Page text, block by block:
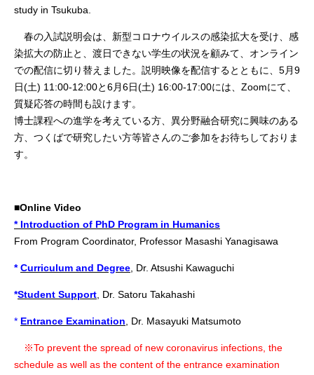
study in Tsukuba.
春の入試説明会は、新型コロナウイルスの感染拡大を受け、感
染拡大の防止と、渡日できない学生の状況を顧みて、オンライン
での配信に切り替えました。説明映像を配信するとともに、5月9
日(土) 11:00-12:00と6月6日(土) 16:00-17:00には、Zoomにて、
質疑応答の時間も設けます。
博士課程への進学を考えている方、異分野融合研究に興味のある
方、つくばで研究したい方等皆さんのご参加をお待ちしておりま
す。
■Online Video
* Introduction of PhD Program in Humanics
From Program Coordinator, Professor Masashi Yanagisawa
*Curriculum and Degree, Dr. Atsushi Kawaguchi
*Student Support, Dr. Satoru Takahashi
* Entrance Examination, Dr. Masayuki Matsumoto
※To prevent the spread of new coronavirus infections, the
schedule as well as the content of the entrance examination